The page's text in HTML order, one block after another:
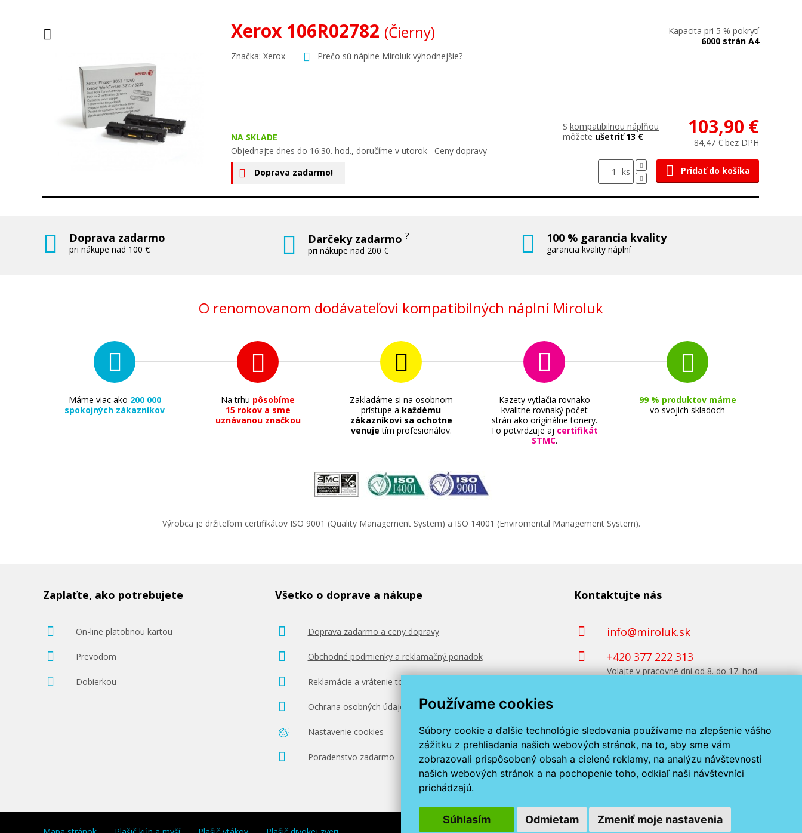
Používame cookies
Súbory cookie a ďalšie technológie sledovania používame na zlepšenie vášho
zážitku z prehliadania našich webových stránok, na to, aby sme vám
zobrazovali prispôsobený obsah a cielené reklamy, na analýzu návštevnosti
našich webových stránok a na pochopenie toho, odkiaľ naši návštevníci
prichádzajú.
Súhlasím Odmietam Zmeniť moje nastavenia
Xerox 106R02782 (Čierny)
Značka: Xerox Prečo sú náplne Miroluk výhodnejšie?
NA SKLADE
Objednajte dnes do 16:30. hod., doručíme v utorok Ceny dopravy
Doprava zadarmo!
Kapacita pri 5 % pokrytí
6000 strán A4
S kompatibilnou náplňou
môžete ušetriť 13 € 103,90 €
84,47 € bez DPH
ks Pridať do košíka
Doprava zadarmo
pri nákupe nad 100 €
Darčeky zadarmo?
pri nákupe nad 200 €
100 % garancia kvality
garancia kvality náplní
O renomovanom dodávateľovi kompatibilných náplní Miroluk
Máme viac ako 200 000
spokojných zákazníkov
Na trhu pôsobíme
15 rokov a sme
uznávanou značkou
Zakladáme si na osobnom
prístupe a každému
zákazníkovi sa ochotne
venuje tím profesionálov.
Kazety vytlačia rovnako
kvalitne rovnaký počet
strán ako originálne tonery.
To potvrdzuje aj certifikát
STMC.
99 % produktov máme
vo svojich skladoch
Výrobca je držiteľom certifikátov ISO 9001 (Quality Management System) a ISO 14001 (Enviromental Management System).
Zaplaťte, ako potrebujete
On-line platobnou kartou
Prevodom
Dobierkou
Všetko o doprave a nákupe
Doprava zadarmo a ceny dopravy
Obchodné podmienky a reklamačný poriadok
Reklamácie a vrátenie tovaru
Ochrana osobných údajov
Nastavenie cookies
Poradenstvo zadarmo
Kontaktujte nás
info@miroluk.sk
+420 377 222 313
Volajte v pracovné dni od 8. do 17. hod.